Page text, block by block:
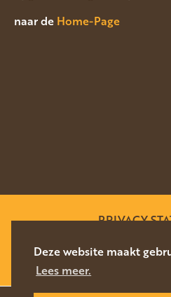
Deze website maakt
Lees meer.
naar de Home-Page
PRIVACY
WEBSITE DOOR